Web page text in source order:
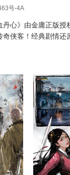
号-4A
丹心》由金庸正版
奇侠客！经典剧情
究细节绘制高颜值
聚】
齐射雕三部曲，
丹心》是一款集结
正版授权，中手游